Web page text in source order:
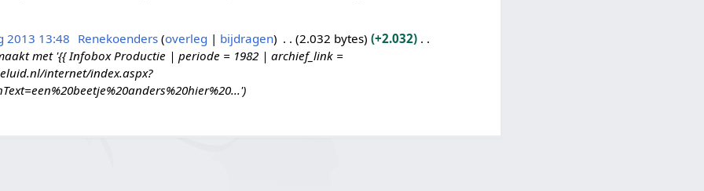
2013 13:48 Renekoenders overleg bijdragen 2.032 bytes
+2.032
met '{{ Infobox Productie | periode = 1982 | archief_link =
internet/index.aspx?